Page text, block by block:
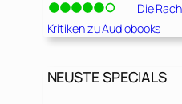
Die
Kritiken zu Audiobooks
NEUSTE SPECIALS